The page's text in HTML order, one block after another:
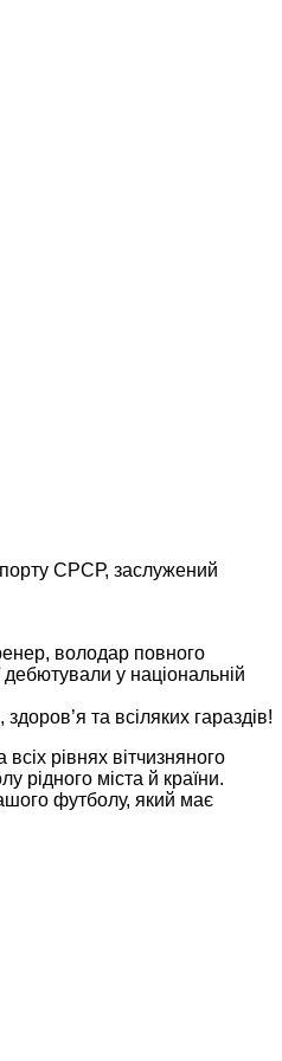
СРСР, заслужений
володар повного
дебютували у національній
та всіляких гараздів!
рівнях вітчизняного
рідного міста й країни.
футболу, який має